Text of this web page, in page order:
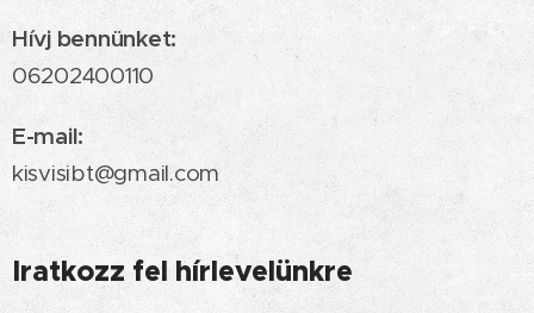
Hívj bennünket:
06202400110
E-mail:
kisvisibt@gmail.com
Iratkozz fel hírlevelünkre